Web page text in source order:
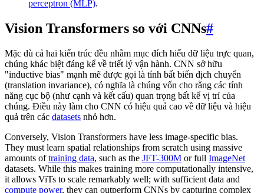
perceptron (MLP).
Vision Transformers so với CNNs#
Mặc dù cả hai kiến trúc đều nhằm mục đích hiểu dữ liệu trực quan,
chúng khác biệt đáng kể về triết lý vận hành. CNN sở hữu
"inductive bias" mạnh mẽ được gọi là tính bất biến dịch chuyển
(translation invariance), có nghĩa là chúng vốn cho rằng các tính
năng cục bộ (như cạnh và kết cấu) quan trọng bất kể vị trí của
chúng. Điều này làm cho CNN có hiệu quả cao về dữ liệu và hiệu
quả trên các datasets nhỏ hơn.
Conversely, Vision Transformers have less image-specific bias.
They must learn spatial relationships from scratch using massive
amounts oftraining data, such as the JFT-300M or full ImageNet
datasets. While this makes training more computationally intensive,
it allows ViTs to scale remarkably well; with sufficient data and
compute power, they can outperform CNNs by capturing complex